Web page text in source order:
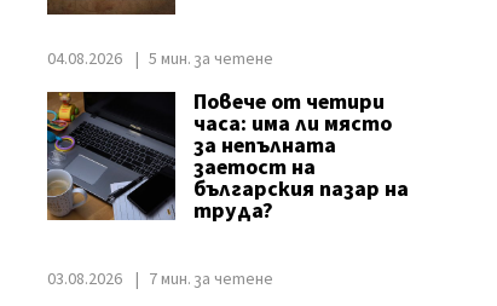
04.08.2026 5 мин. за четене
Повече от четири
часа: има ли място
за непълната
заетост на
българския пазар на
труда?
03.08.2026 7 мин. за четене